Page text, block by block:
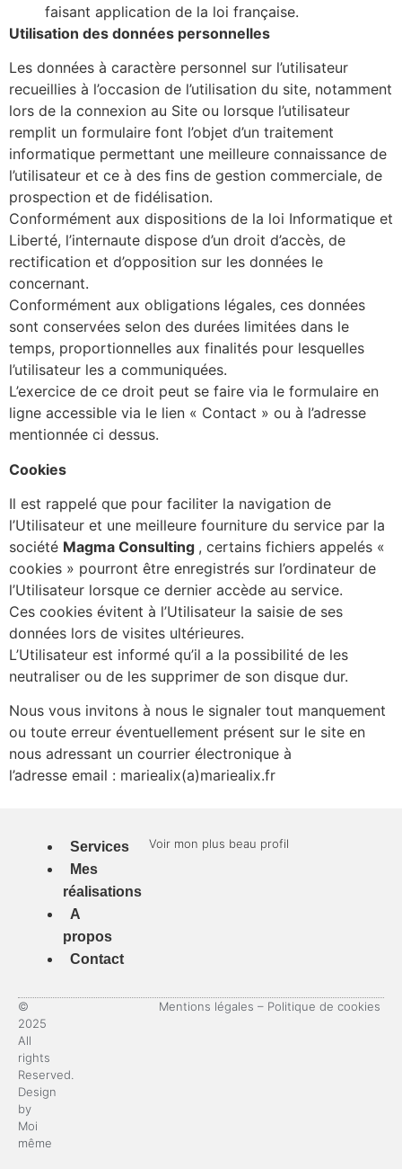
faisant application de la loi française.
Utilisation des données personnelles
Les données à caractère personnel sur l’utilisateur
recueillies à l’occasion de l’utilisation du site, notamment
lors de la connexion au Site ou lorsque l’utilisateur
remplit un formulaire font l’objet d’un traitement
informatique permettant une meilleure connaissance de
l’utilisateur et ce à des fins de gestion commerciale, de
prospection et de fidélisation.
Conformément aux dispositions de la loi Informatique et
Liberté, l’internaute dispose d’un droit d’accès, de
rectification et d’opposition sur les données le
concernant.
Conformément aux obligations légales, ces données
sont conservées selon des durées limitées dans le
temps, proportionnelles aux finalités pour lesquelles
l’utilisateur les a communiquées.
L’exercice de ce droit peut se faire via le formulaire en
ligne accessible via le lien « Contact » ou à l’adresse
mentionnée ci dessus.
Cookies
Il est rappelé que pour faciliter la navigation de
l’Utilisateur et une meilleure fourniture du service par la
société Magma Consulting , certains fichiers appelés «
cookies » pourront être enregistrés sur l’ordinateur de
l’Utilisateur lorsque ce dernier accède au service.
Ces cookies évitent à l’Utilisateur la saisie de ses
données lors de visites ultérieures.
L’Utilisateur est informé qu’il a la possibilité de les
neutraliser ou de les supprimer de son disque dur.
Nous vous invitons à nous le signaler tout manquement
ou toute erreur éventuellement présent sur le site en
nous adressant un courrier électronique à
l’adresse email : mariealix(a)mariealix.fr
Services
Mes
réalisations
A
propos
Contact
Voir mon plus beau profil
©
2025
All
rights
Reserved.
Design
by
Moi
même
Mentions légales – Politique de cookies